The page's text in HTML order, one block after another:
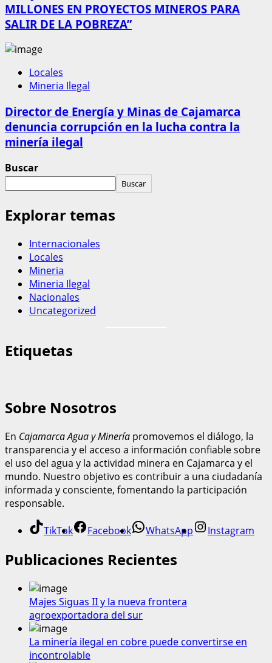
MILLONES EN PROYECTOS MINEROS PARA
SALIR DE LA POBREZA”
Locales
Mineria Ilegal
Director de Energía y Minas de Cajamarca
denuncia corrupción en la lucha contra la
minería ilegal
Buscar
Buscar
Explorar temas
Internacionales
Locales
Mineria
Mineria Ilegal
Nacionales
Uncategorized
Etiquetas
Sobre Nosotros
En Cajamarca Agua y Minería promovemos el diálogo, la
transparencia y el acceso a información confiable sobre
el uso del agua y la actividad minera en Cajamarca y el
mundo. Nuestro objetivo es contribuir a una ciudadanía
informada y consciente, fomentando la participación
responsable.
TikTok Facebook WhatsApp Instagram
Publicaciones Recientes
Majes Siguas II y la nueva frontera
agroexportadora del sur
La minería ilegal en cobre puede convertirse en
incontrolable